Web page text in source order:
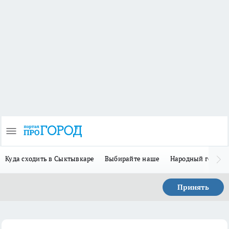
Куда сходить в Сыктывкаре Выбирайте наше Народный герой
Принять